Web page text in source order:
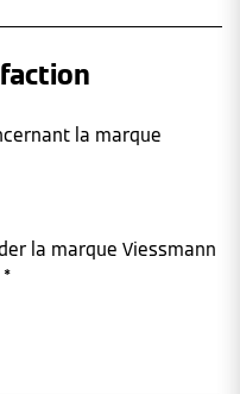
la marque
la marque Viessmann